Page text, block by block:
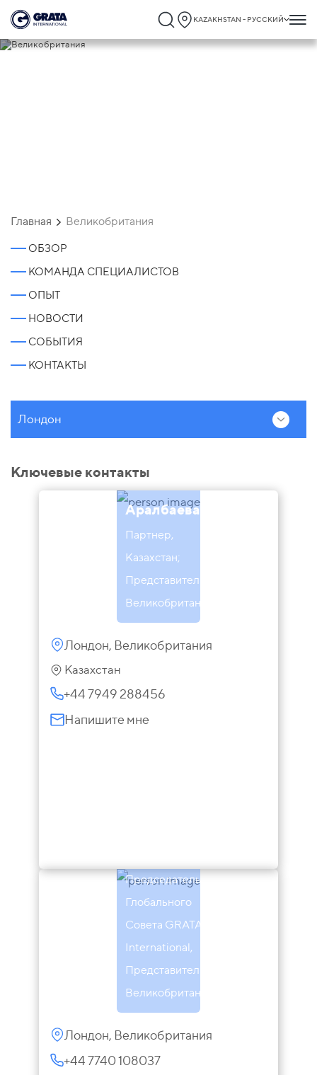
KAZAKHSTAN - РУССКИЙ
Главная Великобритания
ОБЗОР
КОМАНДА СПЕЦИАЛИСТОВ
ОПЫТ
НОВОСТИ
СОБЫТИЯ
КОНТАКТЫ
Лондон
Ключевые контакты
Алия
Аралбаева
Партнер,
Казахстан;
Представитель в
Великобритании
Лондон, Великобритания
Казахстан
+44 7949 288456
Напишите мне
Председатель
Глобального
Совета GRATA
International,
Представитель в
Великобритании
Лондон, Великобритания
+44 7740 108037